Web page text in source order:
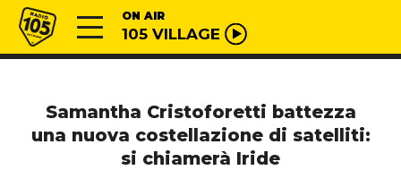
Vai al contenuto
Radio 105 ON AIR
105 VILLAGE
Samantha Cristoforetti battezza
una nuova costellazione di satelliti:
si chiamerà Iride